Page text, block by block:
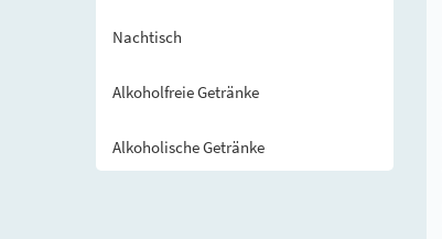
Nachtisch
Alkoholfreie Getränke
Alkoholische Getränke